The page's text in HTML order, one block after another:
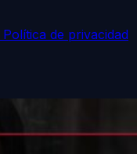
Política de privacidad